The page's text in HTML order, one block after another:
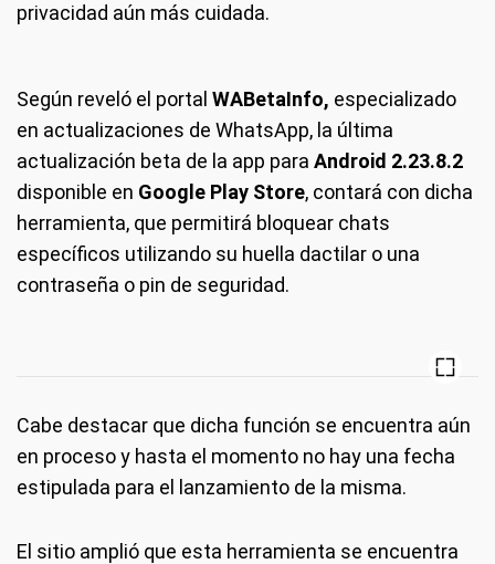
privacidad aún más cuidada.
Según reveló el portal WABetaInfo, especializado
en actualizaciones de WhatsApp, la última
actualización beta de la app para Android 2.23.8.2
disponible en Google Play Store, contará con dicha
herramienta, que permitirá bloquear chats
específicos utilizando su huella dactilar o una
contraseña o pin de seguridad.
Cabe destacar que dicha función se encuentra aún
en proceso y hasta el momento no hay una fecha
estipulada para el lanzamiento de la misma.
El sitio amplió que esta herramienta se encuentra